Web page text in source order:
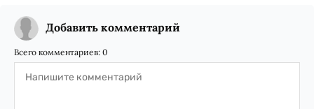
Добавить комментарий
Всего комментариев: 0